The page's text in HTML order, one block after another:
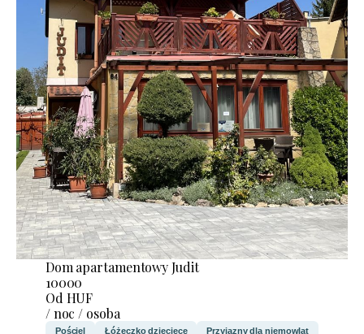
Dom apartamentowy Judit
10000
Od HUF
/ noc / osoba
Pościel Łóżeczko dziecięce Przyjazny dla niemowląt